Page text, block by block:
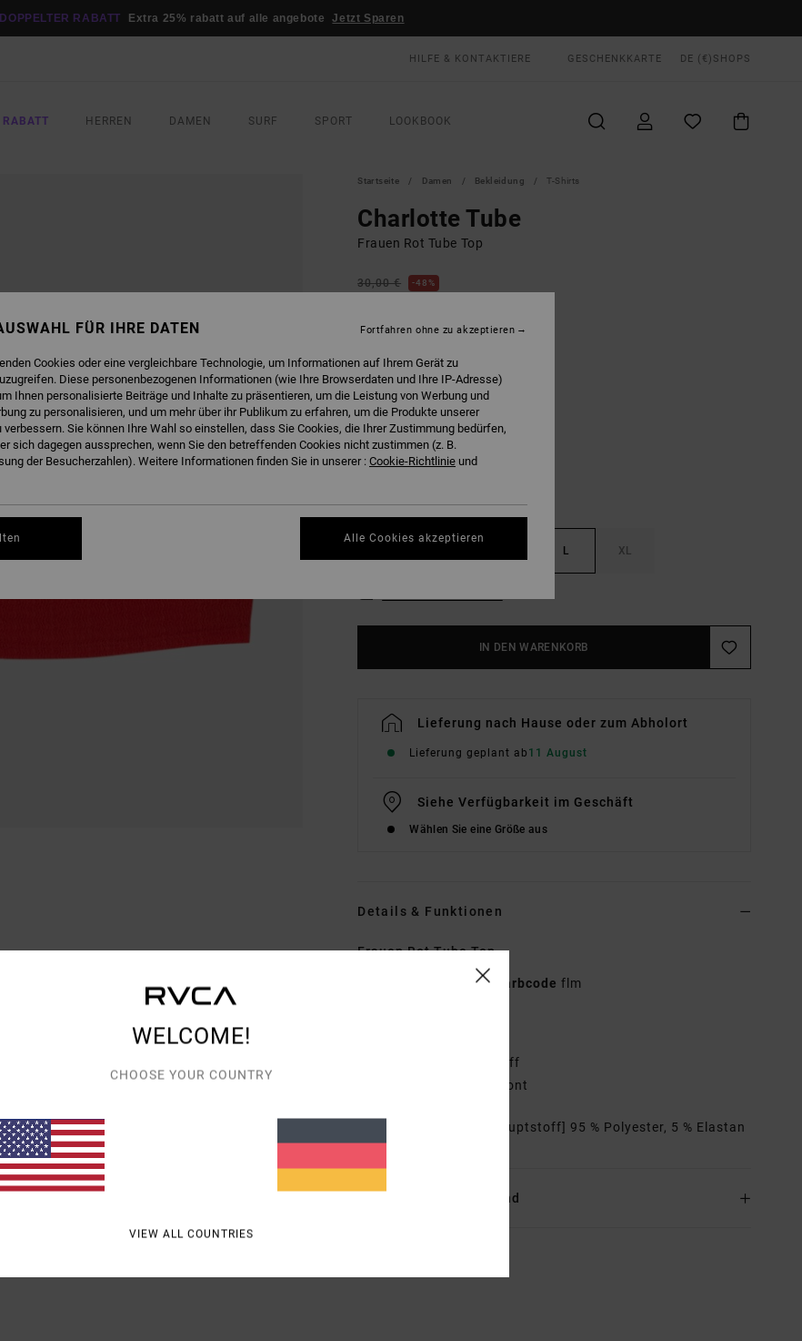
DOPPELTER RABATT Extra 25% rabatt auf alle angebote Jetzt Sparen
HILFE & KONTAKTIERE GESCHENKKARTE DE (€) SHOPS
RABATT HERREN DAMEN SURF SPORT LOOKBOOK
Startseite Damen Bekleidung T-Shirts
Charlotte Tube
Frauen Rot Tube Top
30,00 € 48%
SALE
DOPPELTER RABATT EXTRA 25 %
FARBE Flame Red
L XL
IN DEN WARENKORB
Lieferung nach Hause oder zum Abholort
Lieferung geplant ab 11 August
Siehe Verfügbarkeit im Geschäft
Wählen Sie eine Größe aus
Details & Funktionen
Frauen Rot Tube Top
Farbcode flm
Baumwollstoff
figurbetont
[Hauptstoff] 95 % Polyester, 5 % Elastan
Versand & Rückversand
WELCOME!
CHOOSE YOUR COUNTRY
VIEW ALL COUNTRIES
FÜR IHRE DATEN
Cookies oder eine vergleichbare Technologie, um Informationen auf Ihrem Gerät zu
Diese personenbezogenen Informationen (wie Ihre Browserdaten und Ihre IP-Adresse)
Ihnen personalisierte Beiträge und Inhalte zu präsentieren, um die Leistung von Werbung und
zu personalisieren, und um mehr über ihr Publikum zu erfahren, um die Produkte unserer
Sie können Ihre Wahl so einstellen, dass Sie Cookies, die Ihrer Zustimmung bedürfen,
sich dagegen aussprechen, wenn Sie den betreffenden Cookies nicht zustimmen (z. B.
der Besucherzahlen). Weitere Informationen finden Sie in unserer : Cookie-Richtlinie und
Fortfahren ohne zu akzeptieren
Alle Cookies akzeptieren